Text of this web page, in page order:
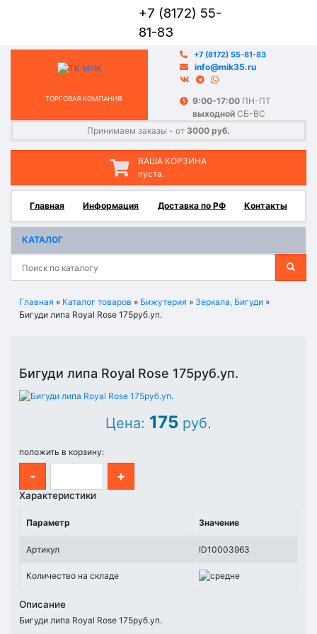
+7 (8172) 55-
81-83
ТОРГОВАЯ КОМПАНИЯ
Принимаем заказы - от 3000 руб.
+7 (8172) 55-81-83
info@mik35.ru
9:00-17:00 ПН-ПТ
выходной СБ-ВС
ВАША КОРЗИНА
пуста.
Главная Информация Доставка по РФ Контакты
КАТАЛОГ
Главная » Каталог товаров » Бижутерия » Зеркала, Бигуди »
Бигуди липа Royal Rose 175руб.уп.
Бигуди липа Royal Rose 175руб.уп.
Цена: 175 руб.
положить в корзину:
- +
Характеристики
Параметр Значение
Артикул ID10003963
Количество на складе
Описание
Бигуди липа Royal Rose 175руб.уп.